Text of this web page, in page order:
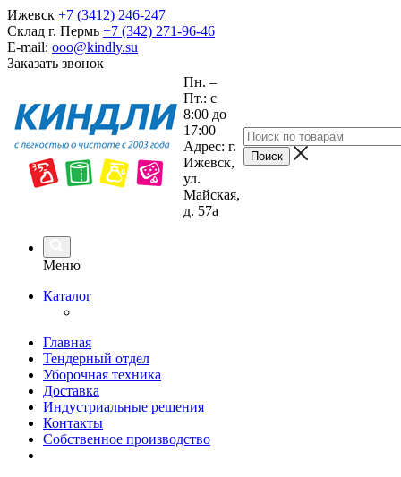
Ижевск +7 (3412) 246-247
Склад г. Пермь +7 (342) 271-96-46
E-mail: ooo@kindly.su
Заказать звонок
Пн. –
Пт.: с
8:00 до
17:00
Адрес: г.
Ижевск,
ул.
Майская,
д. 57а
Меню
Каталог
Главная
Тендерный отдел
Уборочная техника
Доставка
Индустриальные решения
Контакты
Собственное производство